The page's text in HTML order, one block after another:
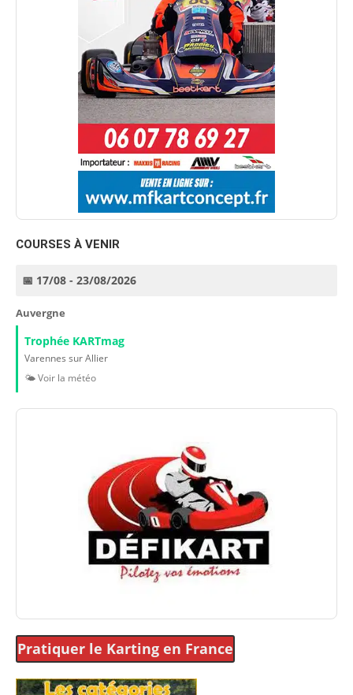
COURSES À VENIR
📅 17/08 - 23/08/2026
Auvergne
Trophée KARTmag
Varennes sur Allier
🌤️ Voir la météo
Pratiquer le Karting en France